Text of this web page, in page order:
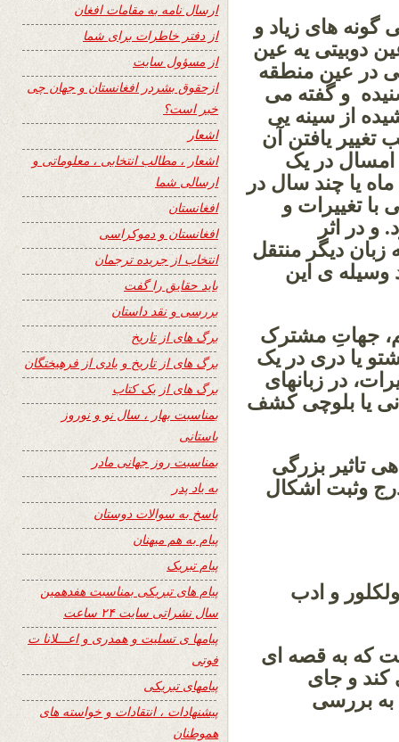
گونه های زیاد و
دوبیتی یه عین
در عین منطقه
و گفته می
از سینه یی
یافتن آن
در یک
یا چند سال در
تغییرات و
در اثر
زبان دیگر منتقل
وسیله ی این
هم، جهاتِ مشترک
یا دری در یک
در زبانهای
یا بلوچی کشف
تاثیر بزرگی
وثبت اشکال
و ادب
که به قصه ای
کند و جای
به بررسی
ارسال نامه به مقامات افغان
از دفتر خاطرات برای شما
از مسؤول سایت
ازحقوق بشردر افغانستان و جهان چی
خبر است؟
اشعار
اشعار ، مطالب انتخابی ، معلوماتی و
ارسالی شما
افغانستان
افغانستان و دموکراسی
انتخاب از جریده ترجمان
باید حقایق را گفت
بررسی و نقد داستان
برگ های از تاریخ
برگ های از تاریخ و یادی از فرهیختگان
برگ های از یک کتاب
بمناسبت بهار ، سال نو و نوروز
باستانی
بمناسبت روز جهانی مادر
به یاد پدر
پاسخ به سوالات دوستان
پیام به هم میهنان
پیام تبریک
پیام های تبریکی بمناسبت هفدهمین
سال نشراتی سایت ۲۴ ساعت
پیامها ی تسلیت و همدری و اعـــلانا ت
فوتی
پیامهای تبریکی
پیشنهادات ، انتقادات و خواسته های
هموطنان